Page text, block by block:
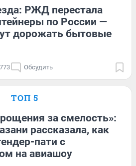
РЖД перестала
по России —
дорожать бытовые
Обсудить
ТОП 5
за смелость»:
рассказала, как
пати с
на авиашоу